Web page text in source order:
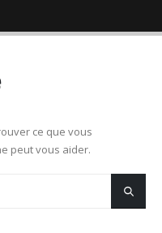
ce que vous
peut vous aider.